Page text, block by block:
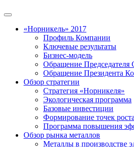
«Норникель» 2017
Профиль Компании
Ключевые результаты
Бизнес-модель
Обращение Председателя
Обращение Президента
Обзор стратегии
Стратегия «Норникеля»
Экологическая программа
Базовые инвестиции
Формирование точек роста
Программа повышения
Обзор рынка металлов
Металлы в производстве